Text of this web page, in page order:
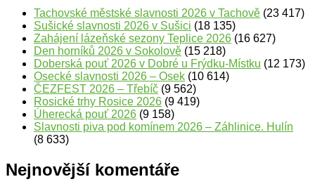
Tachovské městské slavnosti 2026 v Tachově (23 417)
Sušické slavnosti 2026 v Sušici (18 135)
Zahájení lázeňské sezony Teplice 2026 (16 627)
Den horníků 2026 v Sokolově (15 218)
Doberská pouť 2026 v Dobré u Frýdku-Místku (12 173)
Osecké slavnosti 2026 – Osek (10 614)
ČEZFEST 2026 – Třebíč (9 562)
Rosické trhy Rosice 2026 (9 419)
Úherecká pouť 2026 (9 158)
Slavnosti piva pod komínem 2026 – Záhlinice. Hulín
(8 633)
Nejnovější komentáře